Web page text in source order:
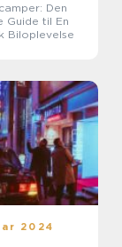
Den
Guide til En
Biloplevelse
2024